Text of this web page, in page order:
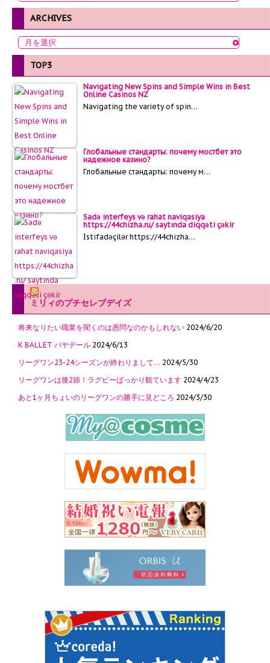
ARCHIVES
TOP3
Navigating New Spins and Simple Wins in Best
Online Casinos NZ
Navigating the variety of spin…
Глобальные стандарты: почему мостбет это
надежное казино?
Глобальные стандарты: почему м…
Sadə interfeys və rahat naviqasiya
https://44chizha.ru/ saytında diqqəti çəkir
İstifadəçilər https://44chizha…
ミリィのプチセレブデイズ
将来なりたい職業を聞くのは愚問なのかもしれない 2024/6/20
K BALLET バヤデール 2024/6/13
リーグワン23-24シーズンが終わりまして… 2024/5/30
リーグワンは後2節！ラグビーばっかり観ています 2024/4/23
あと1ヶ月ちょいのリーグワンの勝手に見どころ 2024/3/30